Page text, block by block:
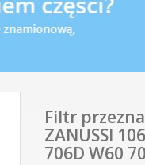
Filtr
ZANUSSI
706D W60